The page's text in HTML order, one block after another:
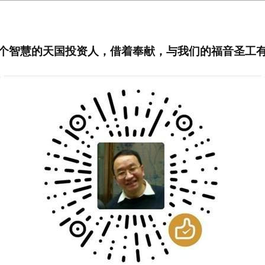
智慧的天国投资人，借着奉献，与我们的福音圣工